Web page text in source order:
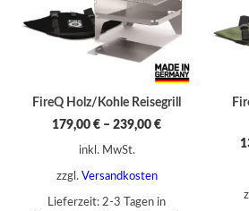
FireQ Holz/Kohle Reisegrill
179,00€ –239,00€
inkl. MwSt.
zzgl. Versandkosten
Lieferzeit: 2-3 Tagen in